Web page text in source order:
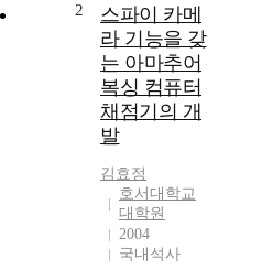
2
스파이 카메
라 기능을 갖
는 아마추어
복싱 컴퓨터
채점기의 개
발
김효정
호서대학교
대학원
2004
국내석사